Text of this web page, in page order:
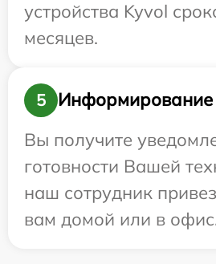
устройства Kyvol
месяцев.
5
Информирование
Вы получите
готовности Вашей
наш сотрудник
вам домой или в